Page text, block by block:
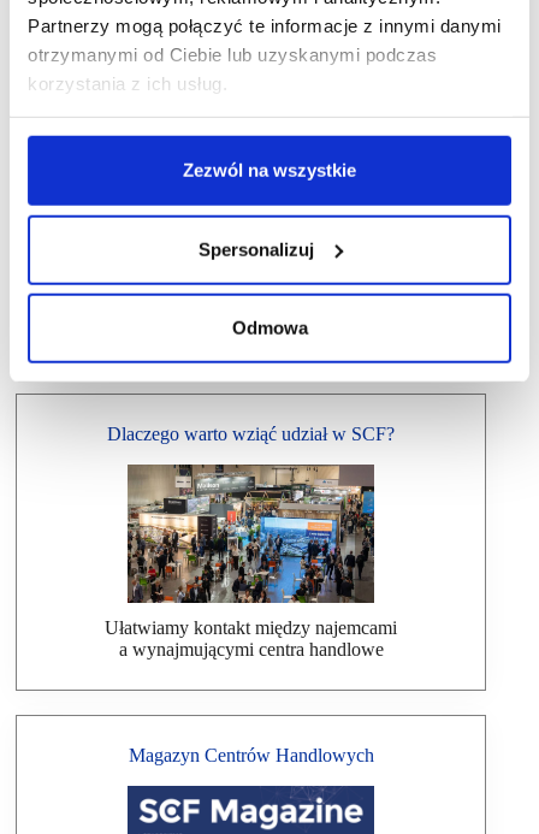
Partnerzy mogą połączyć te informacje z innymi danymi
otrzymanymi od Ciebie lub uzyskanymi podczas
korzystania z ich usług.
Zezwól na wszystkie
Spersonalizuj
Odmowa
Dlaczego warto wziąć udział w SCF?
Ułatwiamy kontakt między najemcami
a wynajmującymi centra handlowe
Magazyn Centrów Handlowych